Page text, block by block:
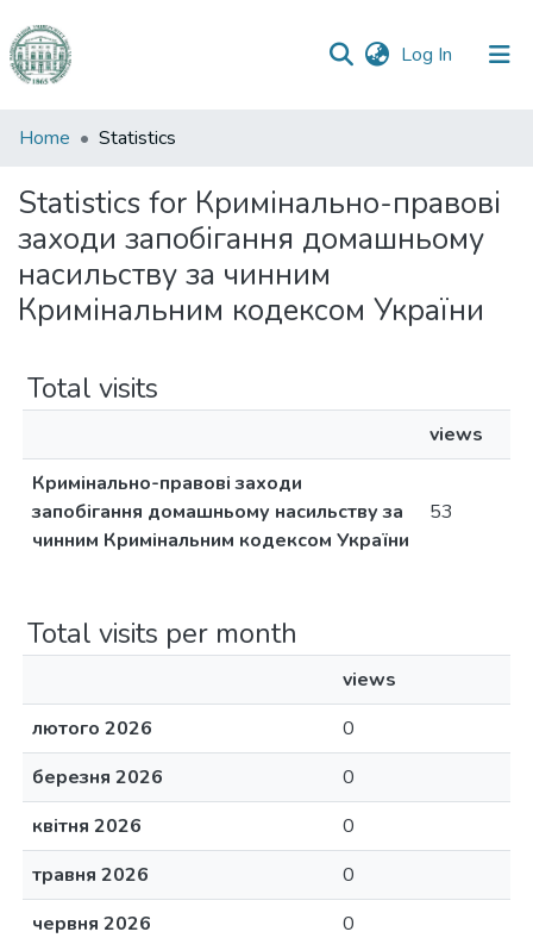
Log In (current)
Communities
Collections
All of DSpace
Home Statistics
Statistics for Кримінально-правові
заходи запобігання домашньому
насильству за чинним
Кримінальним кодексом України
Total visits
views
Кримінально-правові заходи
запобігання домашньому насильству за
чинним Кримінальним кодексом України
53
Total visits per month
views
лютого 2026
0
березня 2026
0
квітня 2026
0
травня 2026
0
червня 2026
0